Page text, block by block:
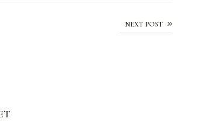
NEXT POST
Soupe gratinée